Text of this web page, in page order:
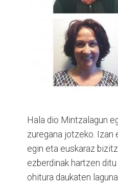
Hala dio Mintzalagun
zuregana jotzeko. Izan
egin eta euskaraz
ezberdinak hartzen
ohitura daukaten